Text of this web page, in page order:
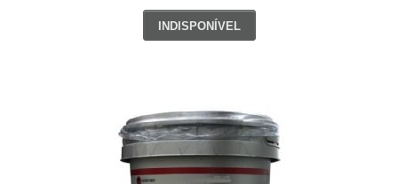
INDISPONÍVEL